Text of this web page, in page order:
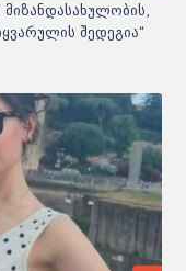
შედეგია“